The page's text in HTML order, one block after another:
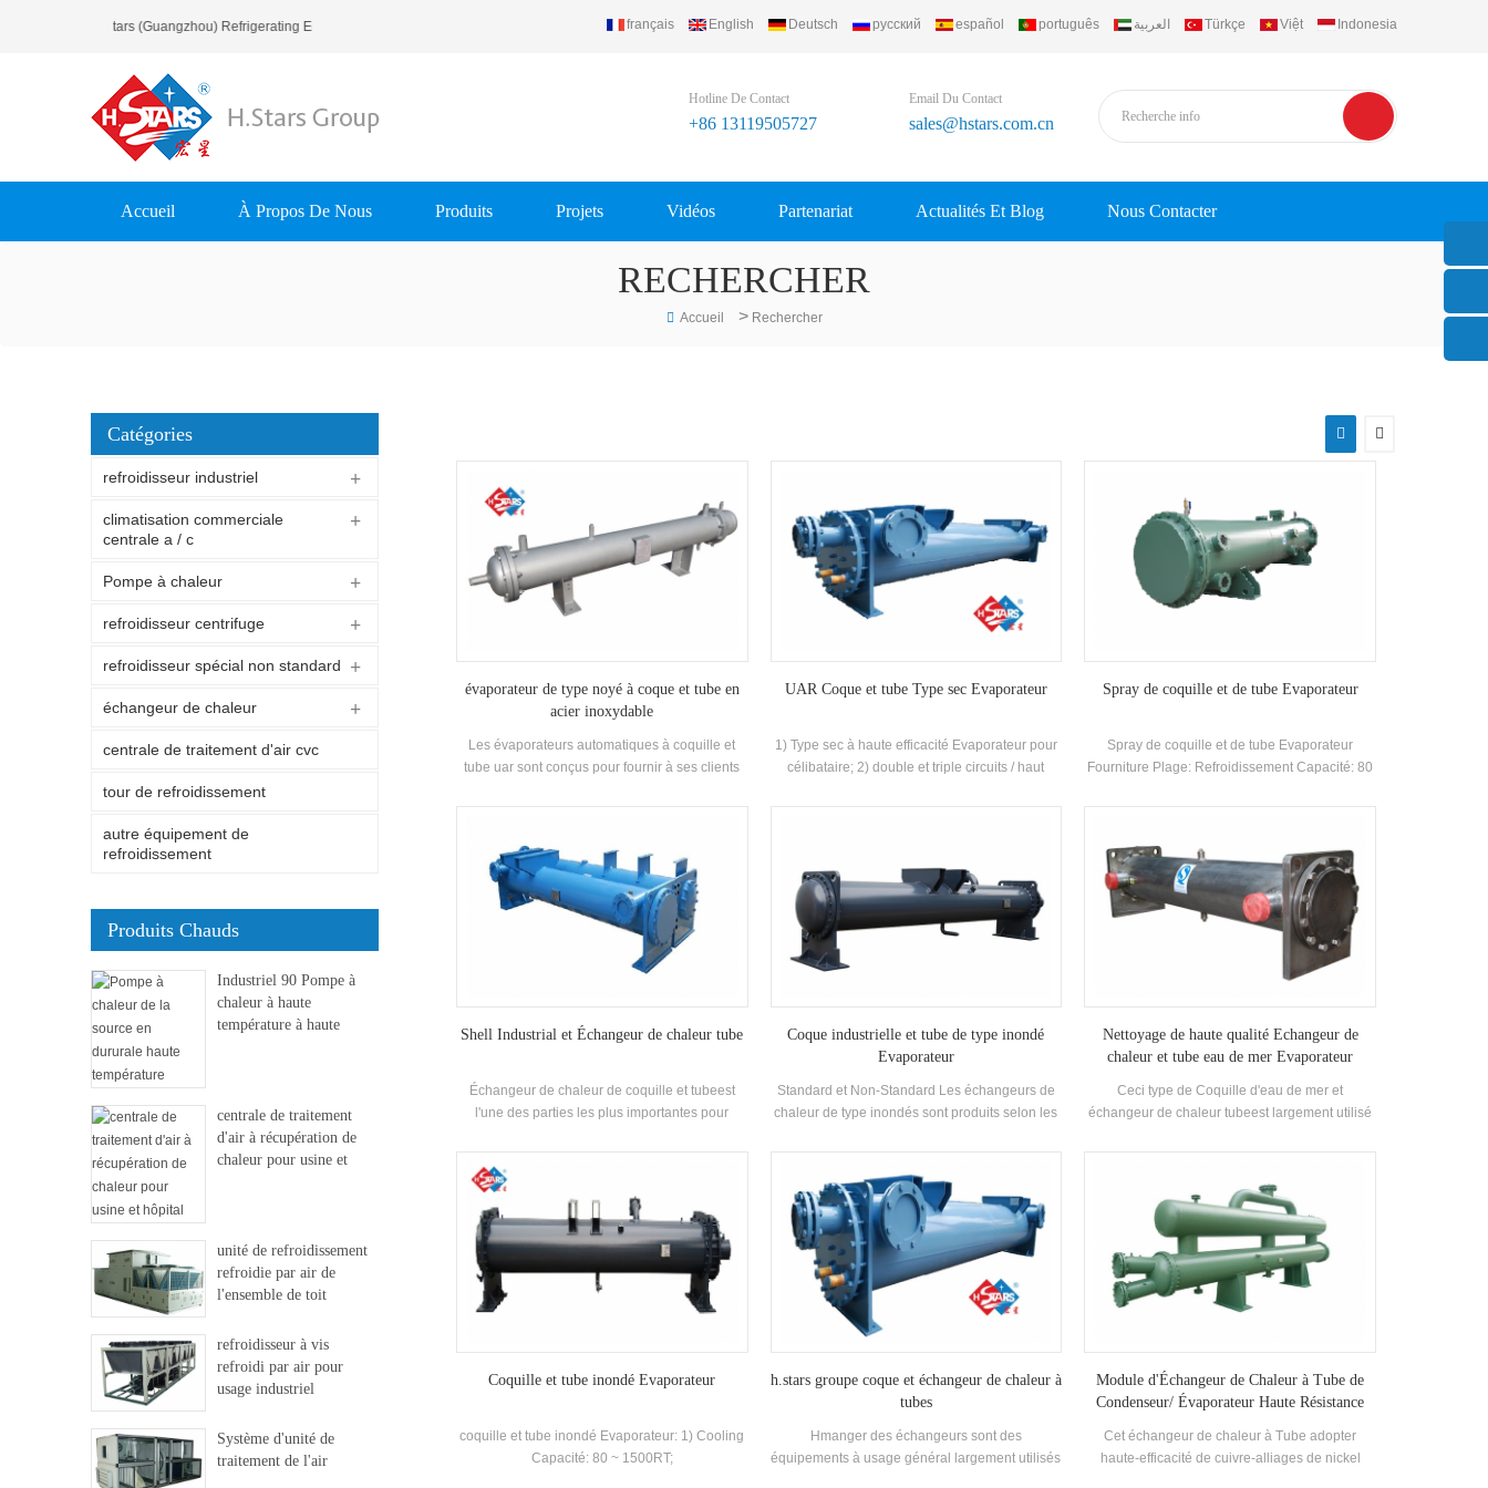
Bienvenue À H.Stars (Guangzhou) Refrigerating Equipment Group Ltd.. français English Deutsch русский español português العربية Türkçe Việt Indonesia
Hotline De Contact
+86 13119505727
Email Du Contact
sales@hstars.com.cn
Accueil À Propos De Nous Produits Projets Vidéos Partenariat Actualités Et Blog Nous Contacter
RECHERCHER
Accueil > Rechercher
évaporateur de type noyé à coque et tube en
acier inoxydable
Les évaporateurs automatiques à coquille et
tube uar sont conçus pour fournir à ses clients
de climatisation et de réfrigération. la fonction
vapeur réfrigérante et de réfrigérer l'eau
réfrigérée. la partie coque et tube est constituée
de tubes haute performance q235-b, acier
inoxydable # 304 # 316. de cuivres spéciaux, à
ailettes à l'extérieur et à rainures à l'intérieur.
UAR Coque et tube Type sec Evaporateur
1) Type sec à haute efficacité Evaporateur pour
célibataire; 2) double et triple circuits / haut
célibataire; 3) Double et Triple CircuitSheat
Spray de coquille et de tube Evaporateur
Spray de coquille et de tube Evaporateur
Fourniture Plage: Refroidissement Capacité: 80
'Réfrigérant: R134A
Shell Industrial et Échangeur de chaleur tube
Échangeur de chaleur de coquille et tubeest
l'une des parties les plus importantes pour
une unité de pompe à chaleur, largement
utilisée dans toutes sortes de superficie
industrielle et commerciale Zone.
Coque industrielle et tube de type inondé
Evaporateur
Standard et Non-Standard Les échangeurs de
chaleur de type inondés sont produits selon les
Nettoyage de haute qualité Echangeur de
chaleur et tube eau de mer Evaporateur
Ceci type de Coquille d'eau de mer et
échangeur de chaleur tubeest largement utilisé
également à celles système qui doit traiter
Coquille et tube inondé Evaporateur
coquille et tube inondé Evaporateur: 1) Cooling
Capacité: 80 ~ 1500RT;
h.stars groupe coque et échangeur de chaleur à
tubes
Hmanger des échangeurs sont des
équipements à usage général largement utilisés
Module d'Échangeur de Chaleur à Tube de
Condenseur/ Évaporateur Haute Résistance
Chimique Utilisation
Cet échangeur de chaleur à Tube adopter
haute-efficacité de cuivre-alliages de nickel
Catégories
refroidisseur industriel
climatisation commerciale
centrale a / c
Pompe à chaleur
refroidisseur centrifuge
refroidisseur spécial non standard
échangeur de chaleur
centrale de traitement d'air cvc
tour de refroidissement
autre équipement de
refroidissement
Produits Chauds
Industriel 90 Pompe à
chaleur à haute
température à haute
centrale de traitement
d'air à récupération de
chaleur pour usine et
unité de refroidissement
refroidie par air de
l'ensemble de toit
refroidisseur à vis
refroidi par air pour
usage industriel
Système d'unité de
traitement de l'air